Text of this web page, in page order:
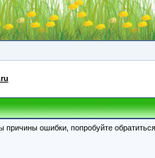
ошибки, попробуйте